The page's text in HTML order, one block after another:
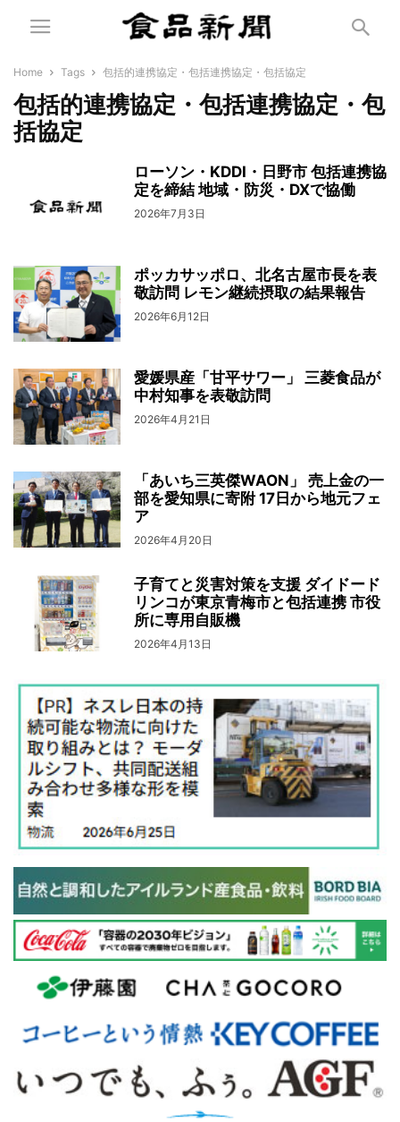
Home Tags 包括的連携協定・包括連携協定・包括協定
包括的連携協定・包括連携協定・包
括協定
ローソン・KDDI・日野市 包括連携協
定を締結 地域・防災・DXで協働
2026年7月3日
ポッカサッポロ、北名古屋市長を表
敬訪問 レモン継続摂取の結果報告
2026年6月12日
愛媛県産「甘平サワー」 三菱食品が
中村知事を表敬訪問
2026年4月21日
「あいち三英傑WAON」 売上金の一
部を愛知県に寄附 17日から地元フェ
ア
2026年4月20日
子育てと災害対策を支援 ダイドード
リンコが東京青梅市と包括連携 市役
所に専用自販機
2026年4月13日